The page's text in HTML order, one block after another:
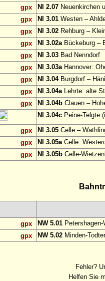
gpx
NI 2.07 Neuenkirchen
gpx
NI 3.01 Westen –
gpx
NI 3.02 Rehburg –
gpx
NI 3.02aBückeburg –
gpx
NI 3.03 Bad Nenndorf
gpx
NI 3.03aHannover:
gpx
NI 3.04Burgdorf –
gpx
NI 3.04aLehrte: alte
gpx
NI 3.04b Clauen –
NI 3.04c Peine-Telgte
gpx NI 3.05 Celle –
gpx
NI 3.05aCelle:
gpx
NI 3.05b Celle-
gpx NW 5.01
gpx
NW 5.02 Minden-
Fehler?
Helfen Sie